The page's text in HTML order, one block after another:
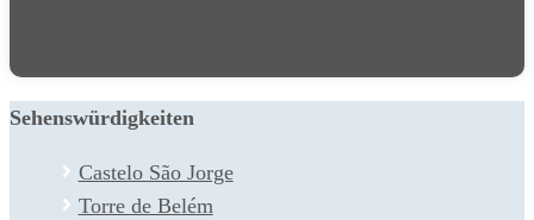
Sehenswürdigkeiten
Castelo São Jorge
Torre de Belém